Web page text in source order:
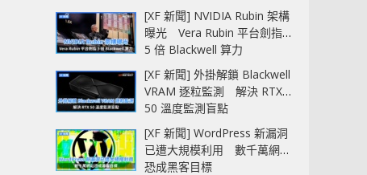
[XF 新聞] NVIDIA Rubin 架構
曝光 Vera Rubin 平台劍指
5 倍 Blackwell 算力
[XF 新聞] 外掛解鎖 Blackwell
VRAM 逐粒監測 解決 RTX
50 溫度監測盲點
[XF 新聞] WordPress 新漏洞
已遭大規模利用 數千萬網站
恐成黑客目標